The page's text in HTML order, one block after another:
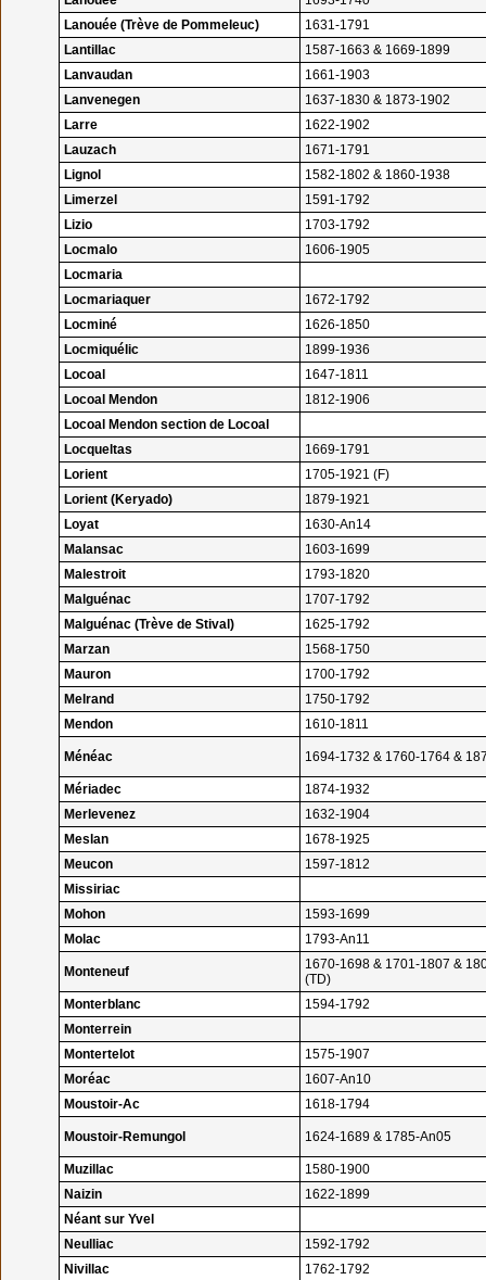
Lanouée (Trève de Pommeleuc)
1631-1791
Lantillac
1587-1663 & 1669-1899
Lanvaudan
1661-1903
Lanvenegen
1637-1830 & 1873-1902
Larre
1622-1902
Lauzach
1671-1791
Lignol
1582-1802 & 1860-1938
Limerzel
1591-1792
Lizio
1703-1792
Locmalo
1606-1905
Locmaria
Locmariaquer
1672-1792
Locminé
1626-1850
Locmiquélic
1899-1936
Locoal
1647-1811
Locoal Mendon
1812-1906
Locoal Mendon section de Locoal
Locqueltas
1669-1791
Lorient
1705-1921 (F)
Lorient (Keryado)
1879-1921
Loyat
1630-An14
Malansac
1603-1699
Malestroit
1793-1820
Malguénac
1707-1792
Malguénac (Trève de Stival)
1625-1792
Marzan
1568-1750
Mauron
1700-1792
Melrand
1750-1792
Mendon
1610-1811
Ménéac 1694-1732 & 1760-1764 &
Mériadec
1874-1932
Merlevenez
1632-1904
Meslan
1678-1925
Meucon
1597-1812
Missiriac
Mohon
1593-1699
Molac
1793-An11
Monteneuf
1670-1698 & 1701-1807 &
(TD)
Monterblanc
1594-1792
Monterrein
Montertelot
1575-1907
Moréac
1607-An10
Moustoir-Ac
1618-1794
Moustoir-Remungol 1624-1689 & 1785-An05
Muzillac
1580-1900
Naizin
1622-1899
Néant sur Yvel
Neulliac
1592-1792
Nivillac
1762-1792